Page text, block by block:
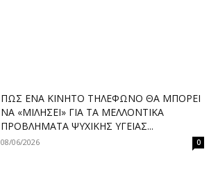
ΠΏΣ ΈΝΑ ΚΙΝΗΤΌ ΤΗΛΈΦΩΝΟ ΘΑ ΜΠΟΡΕΊ
ΝΑ «ΜΙΛΉΣΕΙ» ΓΙΑ ΤΑ ΜΕΛΛΟΝΤΙΚΆ
ΠΡΟΒΛΉΜΑΤΑ ΨΥΧΙΚΉΣ ΥΓΕΊΑΣ...
08/06/2026 0